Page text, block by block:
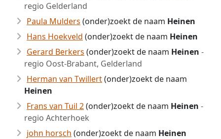
regio Gelderland
Paula Mulders (onder)zoekt de naam Heinen
Hans Hoekveld (onder)zoekt de naam Heinen
Gerard Berkers (onder)zoekt de naam Heinen -
regio Oost-Brabant, Gelderland
Herman van Twillert(onder)zoekt de naam
Heinen
Frans van Tuil 2(onder)zoekt de naam Heinen -
regio Achterhoek
john horsch (onder)zoekt de naam Heinen